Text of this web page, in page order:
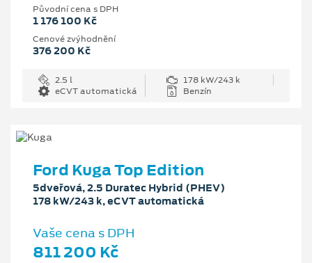
Původní cena s DPH
1 176 100 Kč
Cenové zvýhodnění
376 200 Kč
2.5 l
178 kW/243 k
eCVT automatická
Benzín
Ford Kuga Top Edition
5dveřová, 2.5 Duratec Hybrid (PHEV)
178 kW/243 k, eCVT automatická
Vaše cena s DPH
811 200 Kč